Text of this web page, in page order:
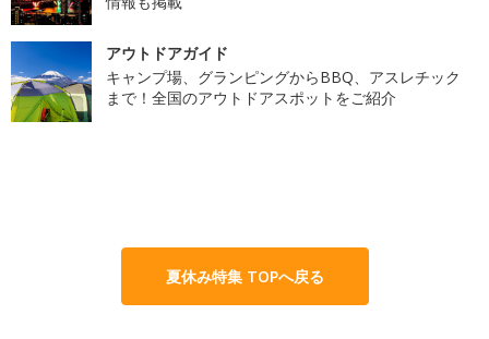
アウトドアガイド
キャンプ場、グランピングからBBQ、アスレチック
まで！全国のアウトドアスポットをご紹介
夏休み特集 TOPへ戻る